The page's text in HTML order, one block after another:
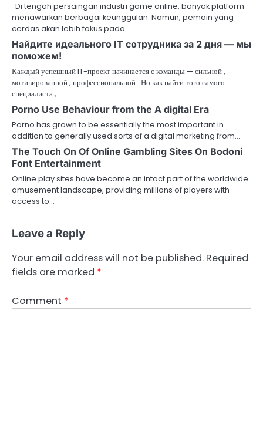
Di tengah persaingan industri game online, banyak platform
menawarkan berbagai keunggulan. Namun, pemain yang
cerdas akan lebih fokus pada…
Найдите идеального IT сотрудника за 2 дня — мы
поможем!
Каждый успешный IT-проект начинается с команды — сильной ,
мотивированной , профессиональной . Но как найти того самого
специалиста ,…
Porno Use Behaviour from the A digital Era
Porno has grown to be essentially the most important in
addition to generally used sorts of a digital marketing from…
The Touch On Of Online Gambling Sites On Bodoni
Font Entertainment
Online play sites have become an intact part of the worldwide
amusement landscape, providing millions of players with
access to…
Leave a Reply
Your email address will not be published. Required
fields are marked *
Comment *